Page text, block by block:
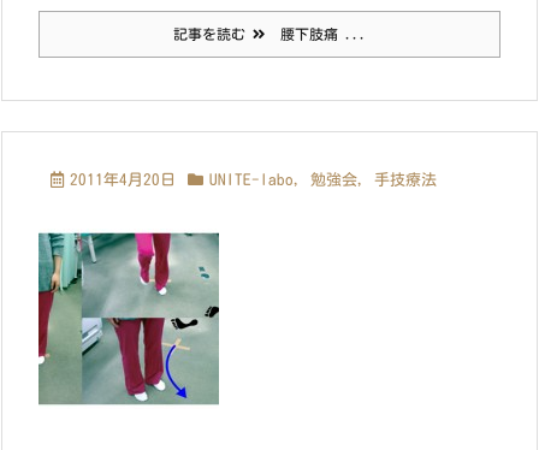
記事を読む 腰下肢痛 ...
2011年4月20日 UNITE-labo, 勉強会, 手技療法